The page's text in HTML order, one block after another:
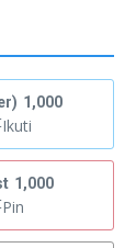
1,000
Ikuti
1,000
Pin